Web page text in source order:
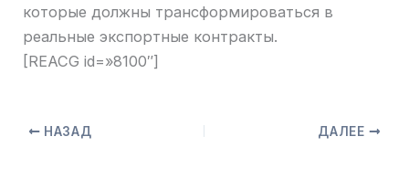
которые должны трансформироваться в
реальные экспортные контракты.
[REACG id=»8100″]
НАЗАД ДАЛЕЕ